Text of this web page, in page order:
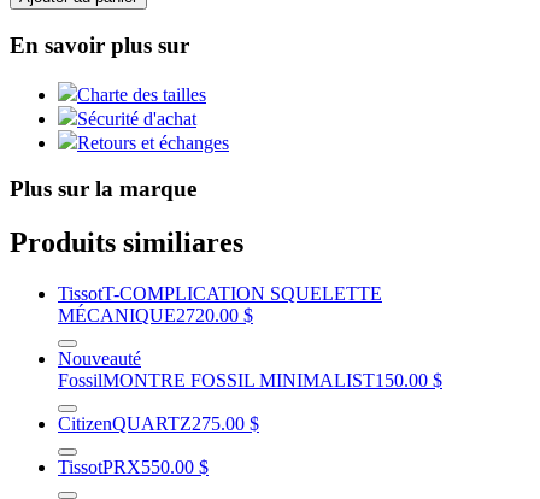
En savoir plus sur
Charte des tailles
Sécurité d'achat
Retours et échanges
Plus sur la marque
Produits similiares
TissotT-COMPLICATION SQUELETTE
MÉCANIQUE2720.00 $
Nouveauté
FossilMONTRE FOSSIL MINIMALIST150.00 $
CitizenQUARTZ275.00 $
TissotPRX550.00 $